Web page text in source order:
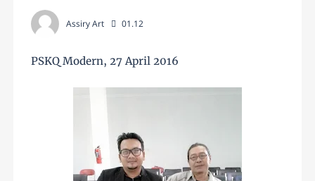
Assiry Art 01.12
PSKQ Modern, 27 April 2016